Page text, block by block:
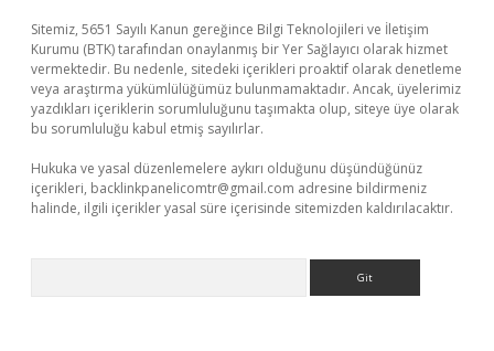
Sitemiz, 5651 Sayılı Kanun gereğince Bilgi Teknolojileri ve İletişim
Kurumu (BTK) tarafından onaylanmış bir Yer Sağlayıcı olarak hizmet
vermektedir. Bu nedenle, sitedeki içerikleri proaktif olarak denetleme
veya araştırma yükümlülüğümüz bulunmamaktadır. Ancak, üyelerimiz
yazdıkları içeriklerin sorumluluğunu taşımakta olup, siteye üye olarak
bu sorumluluğu kabul etmiş sayılırlar.
Hukuka ve yasal düzenlemelere aykırı olduğunu düşündüğünüz
içerikleri, backlinkpanelicomtr@gmail.com adresine bildirmeniz
halinde, ilgili içerikler yasal süre içerisinde sitemizden kaldırılacaktır.